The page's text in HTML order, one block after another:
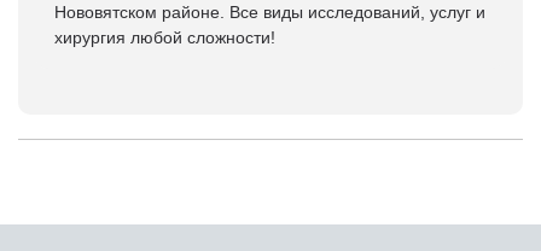
Нововятском районе. Все виды исследований, услуг и
хирургия любой сложности!